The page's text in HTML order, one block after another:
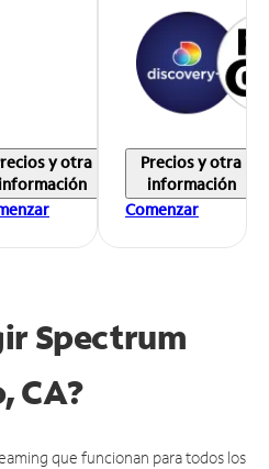
y otra
información
Precios y otra
información
Comenzar
Spectrum
CA?
que funcionan para todos los